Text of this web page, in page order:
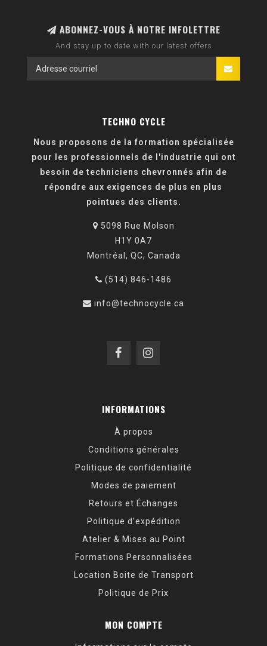
ABONNEZ-VOUS À NOTRE INFOLETTRE
And stay up to date with our latest offers
TECHNO CYCLE
Nous proposons de la formation spécialisée
pour les professionnels de l'industrie qui ont
besoin de techniciens chevronnés afin de
répondre aux exigences de plus en plus
pointues des clients.
5098 Rue Molson
H1Y 0A7
Montréal, QC, Canada
(514) 846-1486
info@technocycle.ca
INFORMATIONS
À propos
Conditions générales
Politique de confidentialité
Modes de paiement
Retours et Échanges
Politique d’expédition
Atelier & Mises au Point
Formations Personnalisées
Location Boite de Transport
Politique de Prix
MON COMPTE